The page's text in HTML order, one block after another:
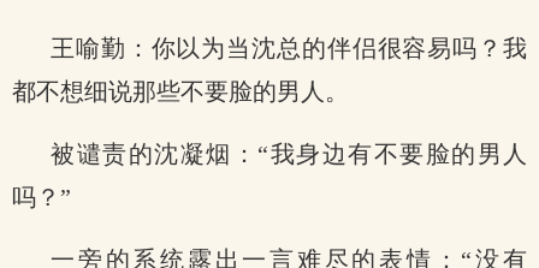
王喻勤：你以为当沈总的伴侣很容易吗？我
都不想细说那些不要脸的男人。
被谴责的沈凝烟：“我身边有不要脸的男人
吗？”
一旁的系统露出一言难尽的表情：“没有